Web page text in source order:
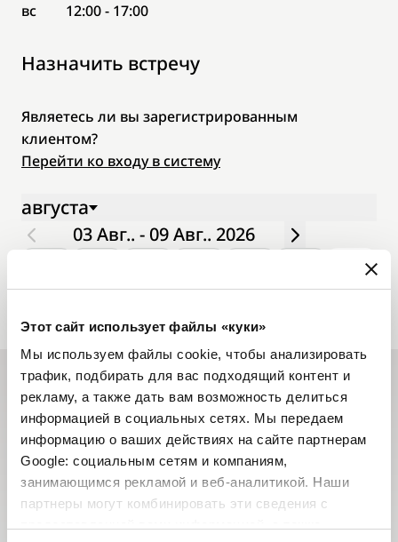
Этот сайт использует файлы «куки»
Мы используем файлы cookie, чтобы анализировать
трафик, подбирать для вас подходящий контент и
рекламу, а также дать вам возможность делиться
информацией в социальных сетях. Мы передаем
информацию о ваших действиях на сайте партнерам
Google: социальным сетям и компаниям,
занимающимся рекламой и веб-аналитикой. Наши
партнеры могут комбинировать эти сведения с
вс 12:00 - 17:00
Назначить встречу
Являетесь ли вы зарегистрированным
клиентом?
Перейти ко входу в систему
августа
03 Авг.. - 09 Авг.. 2026
03 04 05 06 07 08 09
Подписаться на новостные
рассылки
Рассылки Breguet будут держать Вас в курсе всех
последних событий и новинок Дома в течение
всего года.